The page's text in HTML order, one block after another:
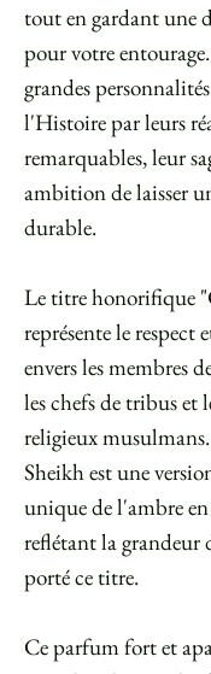
tout en gardant une
pour votre
grandes
l'Histoire par leurs
remarquables, leur
ambition de laisser
durable.
Le titre honorifique
représente le
envers les membres
les chefs de tribus et
religieux
Sheikh est une
unique de l'ambre
reflétant la grandeur
porté ce titre.
Ce parfum fort et